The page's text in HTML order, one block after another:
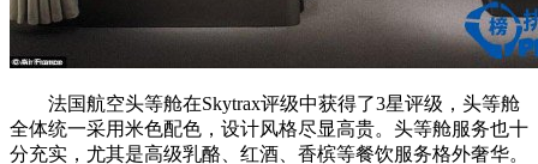
法国航空头等舱在Skytrax评级中获得了3星评级，头等舱
全体统一采用米色配色，设计风格尽显高贵。头等舱服务也十
分充实，尤其是高级乳酪、红酒、香槟等餐饮服务格外奢华。